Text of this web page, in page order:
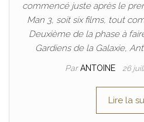
commencé juste après le
Man 3, soit six films, tout
Deuxième de la phase à
Gardiens de la Galaxie,
ParANTOINE 26
Lire la